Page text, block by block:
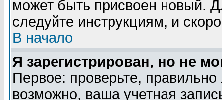
может быть присвоен новый.
следуйте инструкциям, и
В начало
Я зарегистрирован, но не
Первое: проверьте,
возможно, ваша учетная